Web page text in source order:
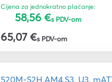
Cijena za jednokratno plaćanje:
58,56 €s PDV-om
65,07 €s PDV-om